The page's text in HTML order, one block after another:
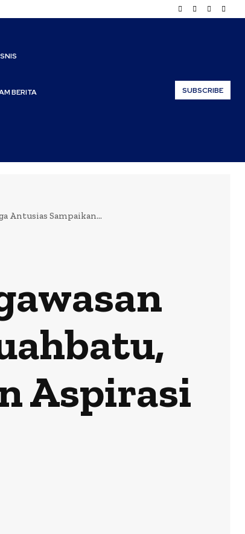
BERITA SUBSCRIBE
Antusias Sampaikan...
Aspirasi